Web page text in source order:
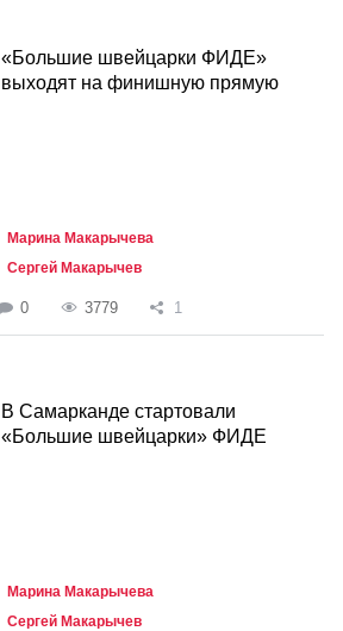
«Большие швейцарки ФИДЕ»
выходят на финишную прямую
Марина Макарычева
Сергей Макарычев
0 3779 1
В Самарканде стартовали
«Большие швейцарки» ФИДЕ
Марина Макарычева
Сергей Макарычев